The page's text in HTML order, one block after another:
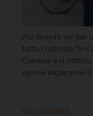
Ala diventa set per
tutto costruito “in
Comune e si intitola
riprese inizieranno